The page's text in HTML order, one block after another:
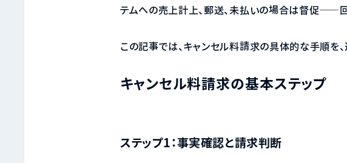
テムへの売上計上、郵送、未払いの場合は督促——
この記事では、キャンセル料請求の具体的な手順を、
キャンセル料請求の基本ステップ
ステップ1：事実確認と請求判断